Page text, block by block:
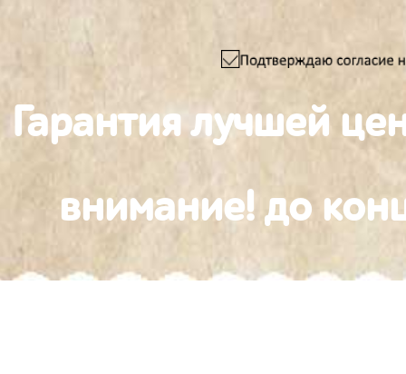
Гарантия лучшей
внимание! до